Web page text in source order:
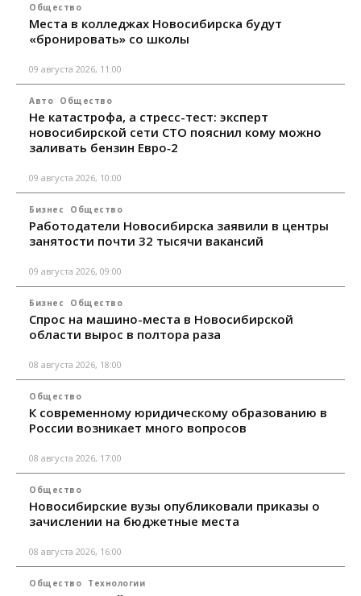
Общество
Места в колледжах Новосибирска будут
«бронировать» со школы
09 августа 2026, 11:00
Авто Общество
Не катастрофа, а стресс-тест: эксперт
новосибирской сети СТО пояснил кому можно
заливать бензин Евро‑2
09 августа 2026, 10:00
Бизнес Общество
Работодатели Новосибирска заявили в центры
занятости почти 32 тысячи вакансий
09 августа 2026, 09:00
Бизнес Общество
Спрос на машино-места в Новосибирской
области вырос в полтора раза
08 августа 2026, 18:00
Общество
К современному юридическому образованию в
России возникает много вопросов
08 августа 2026, 17:00
Общество
Новосибирские вузы опубликовали приказы о
зачислении на бюджетные места
08 августа 2026, 16:00
Общество Технологии